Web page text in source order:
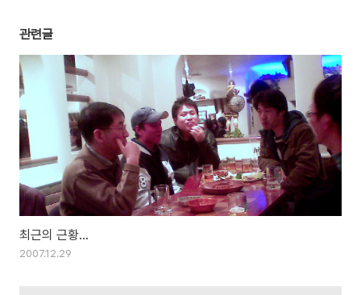
관련글
최근의 근황...
2007.12.29